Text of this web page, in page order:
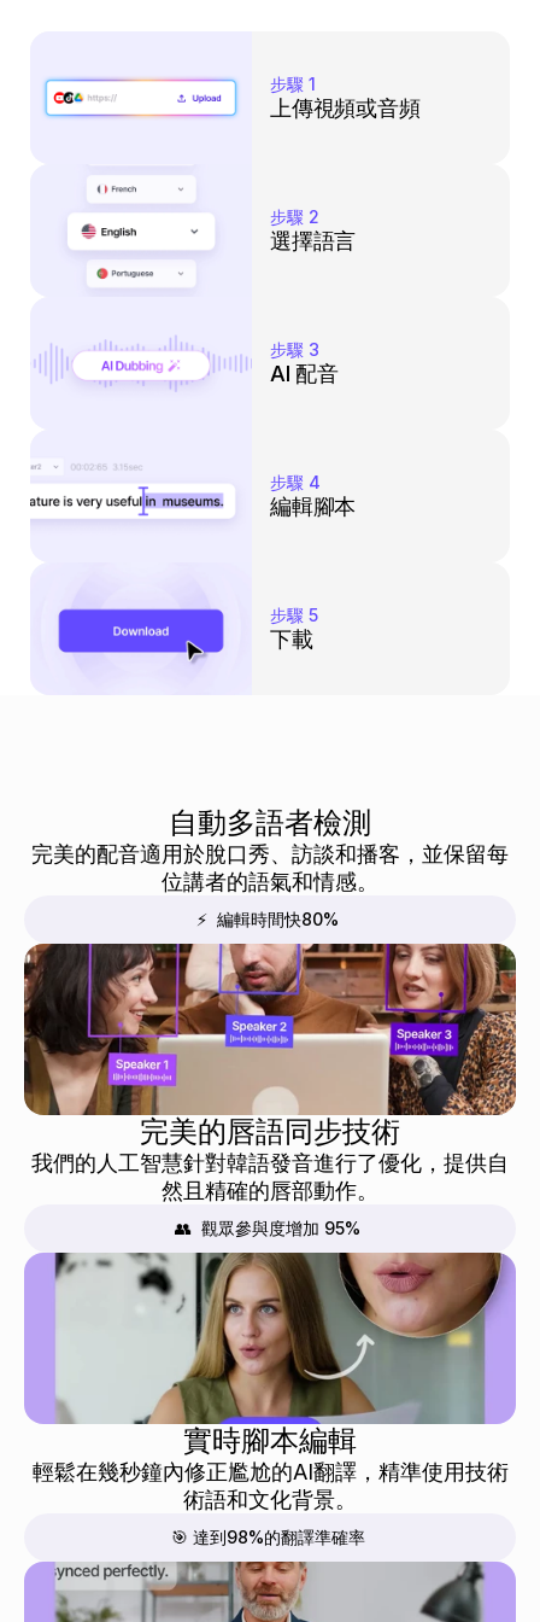
步驟 1
上傳視頻或音頻
步驟 2
選擇語言
步驟 3
AI 配音
步驟 4
編輯腳本
步驟 5
下載
自動多語者檢測
完美的配音適用於脫口秀、訪談和播客，並保留每
位講者的語氣和情感。
⚡  編輯時間快80%
完美的唇語同步技術
我們的人工智慧針對韓語發音進行了優化，提供自
然且精確的唇部動作。
👥  觀眾參與度增加 95%
實時腳本編輯
輕鬆在幾秒鐘內修正尷尬的AI翻譯，精準使用技術
術語和文化背景。
🎯 達到98%的翻譯準確率